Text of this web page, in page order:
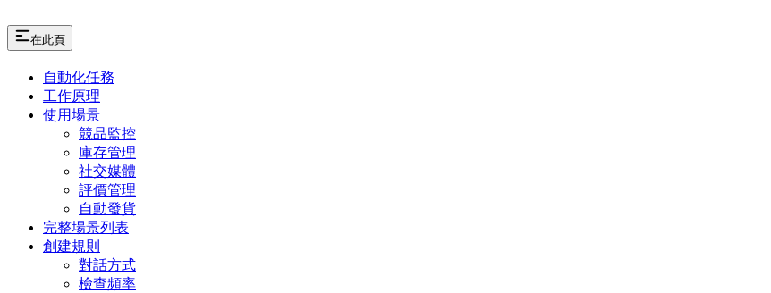
在此頁
自動化任務
工作原理
使用場景
競品監控
庫存管理
社交媒體
評價管理
自動發貨
完整場景列表
創建規則
對話方式
檢查頻率